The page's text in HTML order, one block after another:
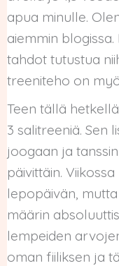
apua minulle.
aiemmin
tahdot tutustua
treeniteho on
Teen tällä
3 salitreeniä. Sen
joogaan ja
päivittäin.
lepopäivän,
määrin
lempeiden
oman fiiliksen ja